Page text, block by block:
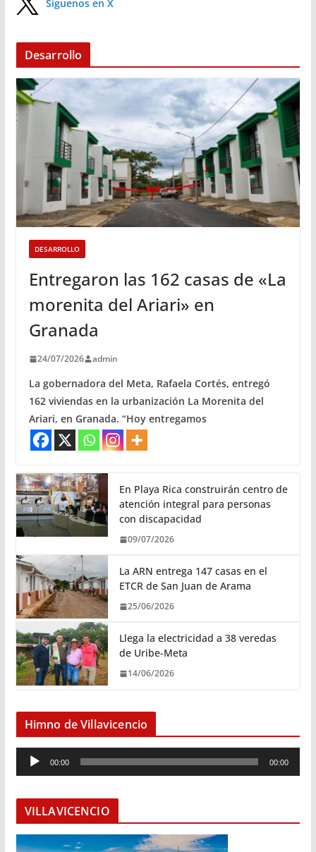
Síguenos en X
Desarrollo
DESARROLLO
Entregaron las 162 casas de «La
morenita del Ariari» en
Granada
24/07/2026 admin
La gobernadora del Meta, Rafaela Cortés, entregó
162 viviendas en la urbanización La Morenita del
Ariari, en Granada. “Hoy entregamos
En Playa Rica construirán centro de
atención integral para personas
con discapacidad
09/07/2026
La ARN entrega 147 casas en el
ETCR de San Juan de Arama
25/06/2026
Llega la electricidad a 38 veredas
de Uribe-Meta
14/06/2026
Himno de Villavicencio
e
o
d
00:00 00:00
VILLAVICENCIO